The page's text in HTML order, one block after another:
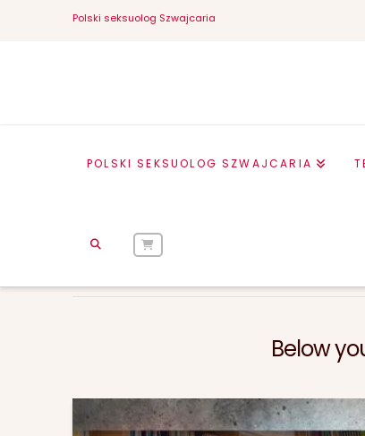
Polski seksuolog Szwajcaria
POLSKI SEKSUOLOG SZWAJCARIA
Below